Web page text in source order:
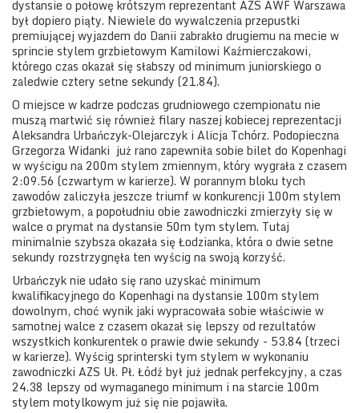
dystansie o połowę krótszym reprezentant AZS AWF Warszawa
był dopiero piąty. Niewiele do wywalczenia przepustki
premiującej wyjazdem do Danii zabrakło drugiemu na mecie w
sprincie stylem grzbietowym Kamilowi Kaźmierczakowi,
którego czas okazał się słabszy od minimum juniorskiego o
zaledwie cztery setne sekundy (21.84).
O miejsce w kadrze podczas grudniowego czempionatu nie
muszą martwić się również filary naszej kobiecej reprezentacji
Aleksandra Urbańczyk-Olejarczyk i Alicja Tchórz. Podopieczna
Grzegorza Widanki już rano zapewniła sobie bilet do Kopenhagi
w wyścigu na 200m stylem zmiennym, który wygrała z czasem
2:09.56 (czwartym w karierze). W porannym bloku tych
zawodów zaliczyła jeszcze triumf w konkurencji 100m stylem
grzbietowym, a popołudniu obie zawodniczki zmierzyły się w
walce o prymat na dystansie 50m tym stylem. Tutaj
minimalnie szybsza okazała się Łodzianka, która o dwie setne
sekundy rozstrzygnęła ten wyścig na swoją korzyść.
Urbańczyk nie udało się rano uzyskać minimum
kwalifikacyjnego do Kopenhagi na dystansie 100m stylem
dowolnym, choć wynik jaki wypracowała sobie właściwie w
samotnej walce z czasem okazał się lepszy od rezultatów
wszystkich konkurentek o prawie dwie sekundy - 53.84 (trzeci
w karierze). Wyścig sprinterski tym stylem w wykonaniu
zawodniczki AZS Uł. Pł. Łódź był już jednak perfekcyjny, a czas
24.38 lepszy od wymaganego minimum i na starcie 100m
stylem motylkowym już się nie pojawiła.